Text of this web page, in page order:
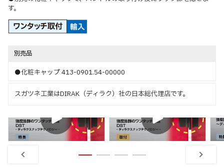
す。
別売品
●化粧キャップ 413-0901.54-00000
スガツネ工業はDIRAK（ディラク）社の日本総代理店です。
特長 取付